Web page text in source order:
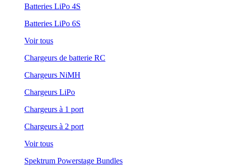
Batteries LiPo 4S
Batteries LiPo 6S
Voir tous
Chargeurs de batterie RC
Chargeurs NiMH
Chargeurs LiPo
Chargeurs à 1 port
Chargeurs à 2 port
Voir tous
Spektrum Powerstage Bundles